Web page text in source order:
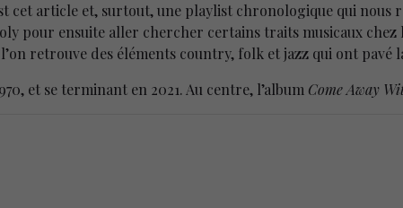
cet article et, surtout, une playlist chronologique qui nous
pour ensuite aller chercher certains traits musicaux chez
retrouve des éléments country, folk et jazz qui ont pavé
et se terminant en 2021. Au centre, l’album Come Away